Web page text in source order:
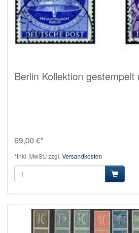
Berlin Kollektion
69,00 €*
*inkl. MwSt./ zzgl. Versandkosten